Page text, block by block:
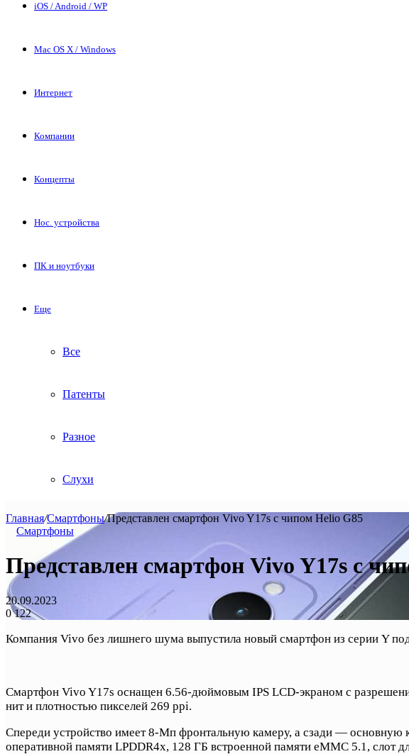
iOS / Android / WP
Mac OS X / Windows
Интернет
Компании
Концепты
Нос. устройства
ПК и ноутбуки
Еще
Все
Патенты
Разное
Слухи
Главная/Смартфоны/Представлен смартфон Vivo Y17s с чипом Helio G85
Смартфоны
Представлен смартфон Vivo Y17s с
20.09.2023
0122
Компания Vivo без лишнего шума выпустила новый смартфон из серии Y
Смартфон Vivo Y17s оснащен 6.56-дюймовым IPS LCD-экраном с
нит и плотностью пикселей 269 ppi.
Спереди устройство имеет 8-Мп фронтальную камеру, а сзади —
оперативной памяти LPDDR4x, 128 ГБ встроенной памяти eMMC 5.1, слот